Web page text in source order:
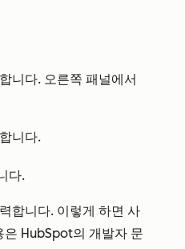
니다. 오른쪽 패널에서
니다.
다.
합니다. 이렇게 하면 사
은 HubSpot의 개발자 문